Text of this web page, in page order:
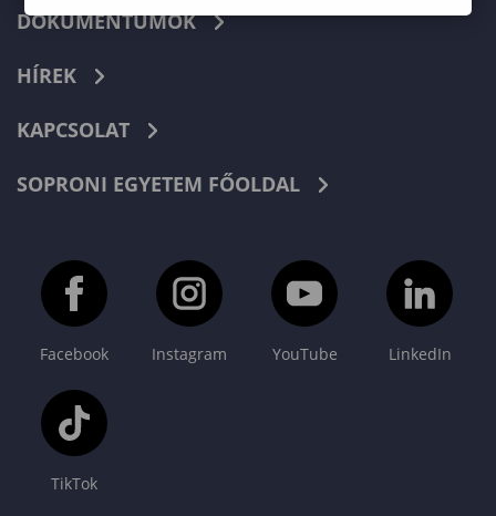
DOKUMENTUMOK
HÍREK
KAPCSOLAT
SOPRONI EGYETEM FŐOLDAL
Facebook Instagram YouTube LinkedIn
TikTok